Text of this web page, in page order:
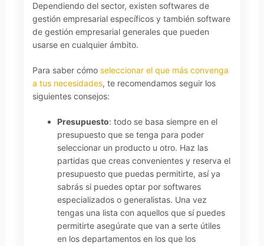
Dependiendo del sector, existen softwares de
gestión empresarial específicos y también software
de gestión empresarial generales que pueden
usarse en cualquier ámbito.
Para saber cómo seleccionar el que más convenga
a tus necesidades, te recomendamos seguir los
siguientes consejos:
Presupuesto: todo se basa siempre en el
presupuesto que se tenga para poder
seleccionar un producto u otro. Haz las
partidas que creas convenientes y reserva el
presupuesto que puedas permitirte, así ya
sabrás si puedes optar por softwares
especializados o generalistas. Una vez
tengas una lista con aquellos que sí puedes
permitirte asegúrate que van a serte útiles
en los departamentos en los que los